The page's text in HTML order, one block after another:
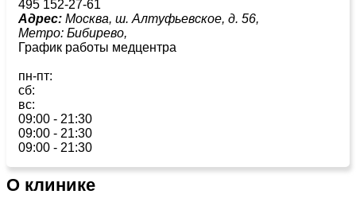
495 152-27-61
Адрес: Москва, ш. Алтуфьевское, д. 56,
Метро: Бибирево,
График работы медцентра
пн-пт:
сб:
вс:
09:00 - 21:30
09:00 - 21:30
09:00 - 21:30
О клинике